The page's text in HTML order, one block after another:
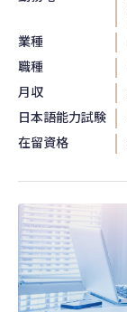
業種
職種
月収
日本語能力試験
在留資格